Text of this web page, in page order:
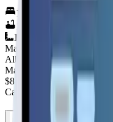
1
1
15
Material
Albañilería Industrializada
Madera
$8.000.000
+IVA
Cap. de fabricación este mes: